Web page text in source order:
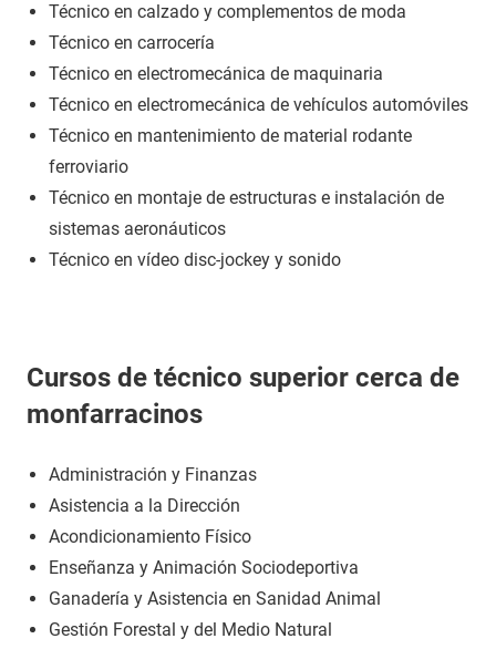
Técnico en calzado y complementos de moda
Técnico en carrocería
Técnico en electromecánica de maquinaria
Técnico en electromecánica de vehículos automóviles
Técnico en mantenimiento de material rodante
ferroviario
Técnico en montaje de estructuras e instalación de
sistemas aeronáuticos
Técnico en vídeo disc-jockey y sonido
Cursos de técnico superior cerca de
monfarracinos
Administración y Finanzas
Asistencia a la Dirección
Acondicionamiento Físico
Enseñanza y Animación Sociodeportiva
Ganadería y Asistencia en Sanidad Animal
Gestión Forestal y del Medio Natural